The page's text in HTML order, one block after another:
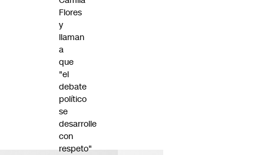
Flores
y
llaman
a
que
"el
debate
político
se
desarrolle
con
respeto"